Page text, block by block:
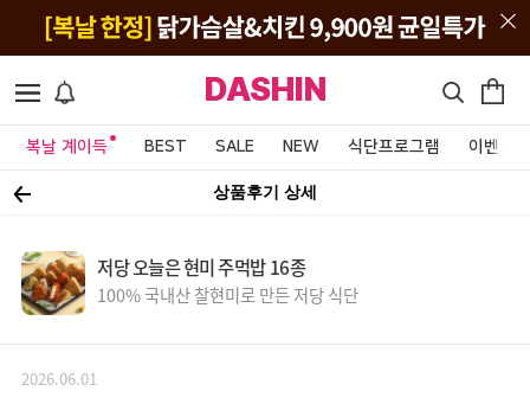
DASHIN
복날 계이득 BEST SALE NEW 식단프로그램 이벤트&
상품후기 상세
저당 오늘은 현미 주먹밥 16종
100% 국내산 찰현미로 만든 저당 식단
2026.06.01